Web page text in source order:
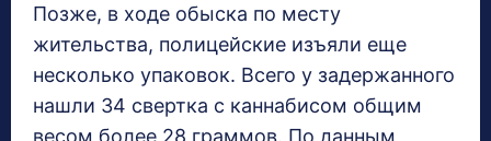
Позже, в ходе обыска по месту
жительства, полицейские изъяли еще
несколько упаковок. Всего у задержанного
нашли 34 свертка с каннабисом общим